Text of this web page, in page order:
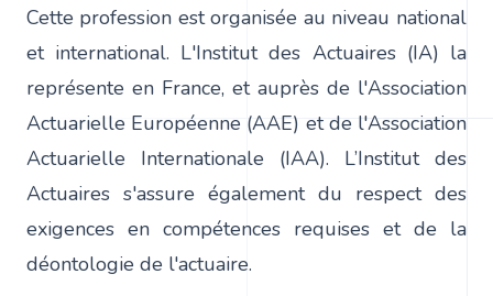
Cette profession est organisée au niveau national
et international. L'Institut des Actuaires (IA) la
représente en France, et auprès de l'Association
Actuarielle Européenne (AAE) et de l'Association
Actuarielle Internationale (IAA). L’Institut des
Actuaires s'assure également du respect des
exigences en compétences requises et de la
déontologie de l'actuaire.